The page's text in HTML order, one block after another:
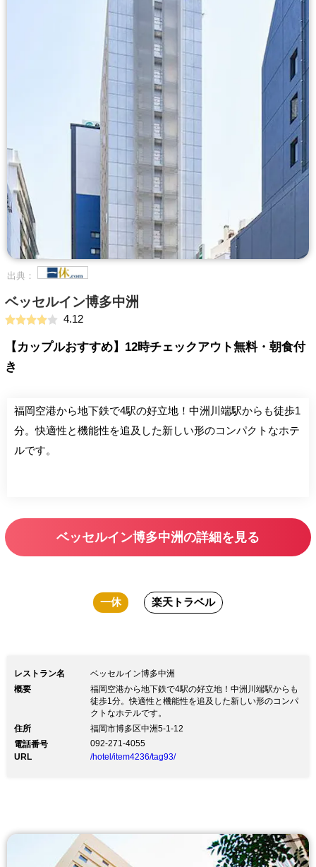
出典：
ベッセルイン博多中洲
4.12
【カップルおすすめ】12時チェックアウト無料・朝食付
き
福岡空港から地下鉄で4駅の好立地！中洲川端駅からも徒歩1
分。快適性と機能性を追及した新しい形のコンパクトなホテ
ルです。
ベッセルイン博多中洲の詳細を見る
一休 楽天トラベル
レストラン名
ベッセルイン博多中洲
概要
福岡空港から地下鉄で4駅の好立地！中洲川端駅からも
徒歩1分。快適性と機能性を追及した新しい形のコンパ
クトなホテルです。
住所
福岡市博多区中洲5-1-12
電話番号
092-271-4055
URL
/hotel/item4236/tag93/